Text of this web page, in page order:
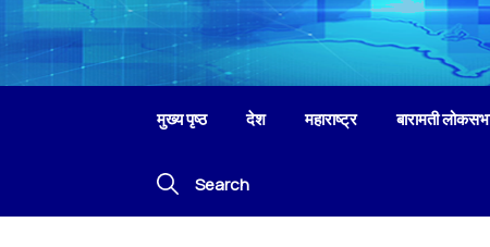
मुख्य पृष्ठ देश महाराष्ट्र बारामती
Search